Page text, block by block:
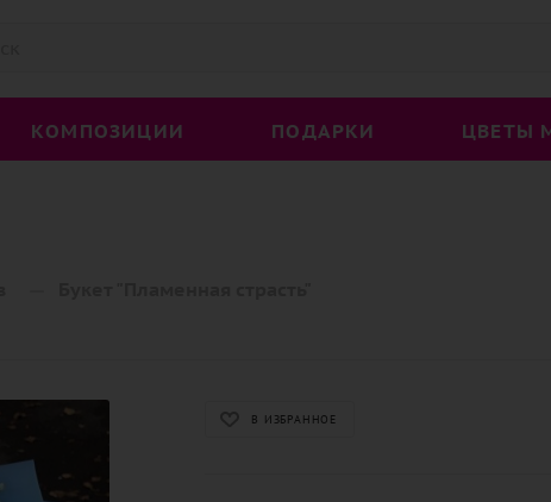
КОМПОЗИЦИИ ПОДАРКИ ЦВЕТЫ
В ИЗБРАННОЕ